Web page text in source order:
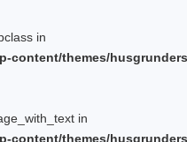
in
content/themes/
in
content/themes/